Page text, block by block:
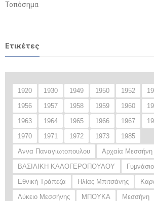
Τοπόσημα
Ετικέτες
1920 1930 1949 1950 1952
1956
1957 1958 1959 1960
1963
1964 1965 1966 1967
1970
1971 1972 1973
1985
Αννα Παναγιωτοπουλου
Αρχαία Μεσσήνη
ΒΑΣΙΛΙΚΗ ΚΑΛΟΓΕΡΟΠΟΥΛΟΥ
Εθνική Τράπεζα
Ηλίας Μπιτσάνης
Λύκειο Μεσσήνης
ΜΠΟΥΚΑ
Μεσσήνη